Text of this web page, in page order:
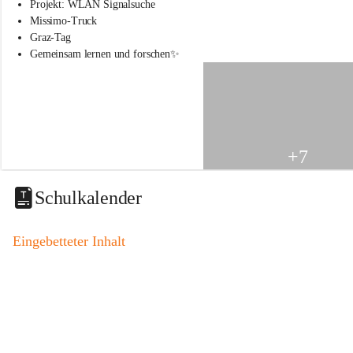
s
s
c
i
t
a
o
Projekt: WLAN Signalsuche
Missimo-Truck
Graz-Tag
Gemeinsam lernen und forschen✨
+7
Schulkalender
Eingebetteter Inhalt